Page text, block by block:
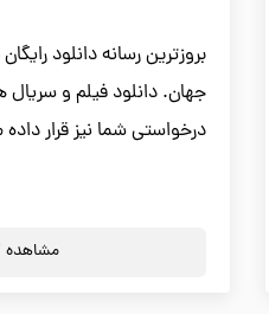
بروزترین رسانه دانلود
جهان. دانلود فیلم و سریال
درخواستی شما نیز قرار
مشاهده